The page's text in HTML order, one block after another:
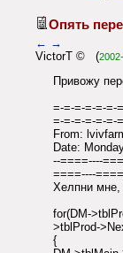
Опять
← →
VictorT © (
Привожу
=-=-=-=-=-=-
=-=-=-=-=-=-
From:
Date:
--====----
====----
Хелпни мне,
for(DM-
>tblProd-
{